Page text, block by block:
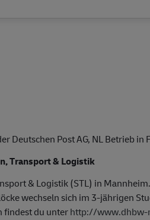
Deutschen Post AG, NL Betrieb
Transport & Logistik
& Logistik (STL) in
wechseln sich im 3-jährigen
findest du unterhttp://www.dhbw-